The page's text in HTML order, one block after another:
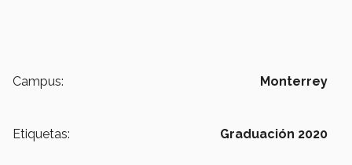
Campus: Monterrey
Etiquetas: Graduación 2020